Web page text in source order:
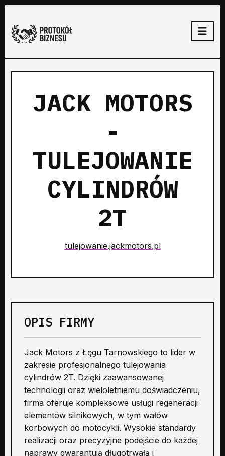
JACK MOTORS
-
TULEJOWANIE
CYLINDRÓW
2T
tulejowanie.jackmotors.pl
OPIS FIRMY
Jack Motors z Łęgu Tarnowskiego to lider w
zakresie profesjonalnego tulejowania
cylindrów 2T. Dzięki zaawansowanej
technologii oraz wieloletniemu doświadczeniu,
firma oferuje kompleksowe usługi regeneracji
elementów silnikowych, w tym wałów
korbowych do motocykli. Wysokie standardy
realizacji oraz precyzyjne podejście do każdej
naprawy gwarantują długotrwałą i